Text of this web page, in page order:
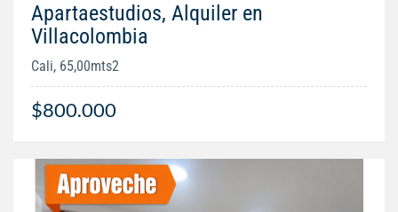
Apartaestudios, Alquiler en
Villacolombia
Cali, 65,00mts2
$800.000